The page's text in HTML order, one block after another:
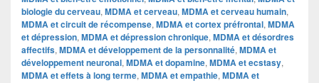
biologie du cerveau, MDMA et cerveau, MDMA et cerveau humain,
MDMA et circuit de récompense, MDMA et cortex préfrontal, MDMA
et dépression, MDMA et dépression chronique, MDMA et désordres
affectifs, MDMA et développement de la personnalité, MDMA et
développement neuronal, MDMA et dopamine, MDMA et ecstasy,
MDMA et effets à long terme, MDMA et empathie, MDMA et